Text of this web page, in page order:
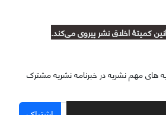
کمیتۀ اخلاق نشر پیروی می‌کند.
های مهم نشریه در خبرنامه نشریه مشترک